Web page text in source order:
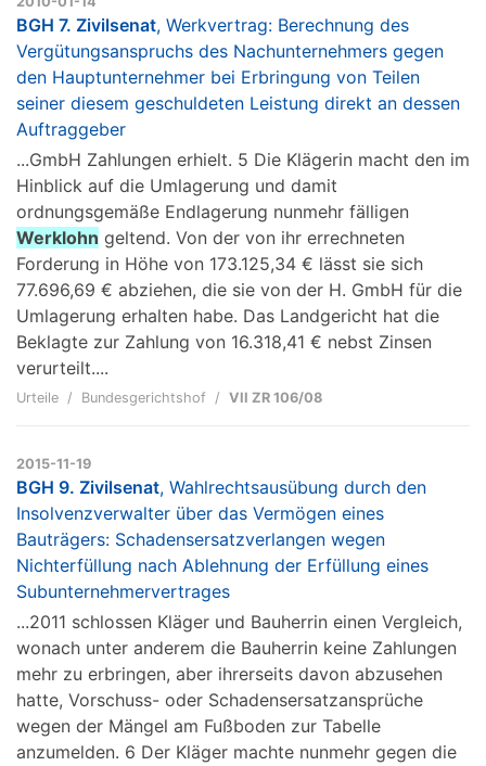
BGH 7. Zivilsenat, Werkvertrag: Berechnung des
Vergütungsanspruchs des Nachunternehmers gegen
den Hauptunternehmer bei Erbringung von Teilen
seiner diesem geschuldeten Leistung direkt an dessen
Auftraggeber
...GmbH Zahlungen erhielt. 5 Die Klägerin macht den im
Hinblick auf die Umlagerung und damit
ordnungsgemäße Endlagerung nunmehr fälligen
Werklohn geltend. Von der von ihr errechneten
Forderung in Höhe von 173.125,34 € lässt sie sich
77.696,69 € abziehen, die sie von der H. GmbH für die
Umlagerung erhalten habe. Das Landgericht hat die
Beklagte zur Zahlung von 16.318,41 € nebst Zinsen
verurteilt....
Urteile Bundesgerichtshof VII ZR 106/08
2015-11-19
BGH 9. Zivilsenat, Wahlrechtsausübung durch den
Insolvenzverwalter über das Vermögen eines
Bauträgers: Schadensersatzverlangen wegen
Nichterfüllung nach Ablehnung der Erfüllung eines
Subunternehmervertrages
...2011 schlossen Kläger und Bauherrin einen Vergleich,
wonach unter anderem die Bauherrin keine Zahlungen
mehr zu erbringen, aber ihrerseits davon abzusehen
hatte, Vorschuss- oder Schadensersatzansprüche
wegen der Mängel am Fußboden zur Tabelle
anzumelden. 6 Der Kläger machte nunmehr gegen die